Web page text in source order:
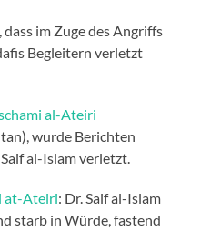
im Zuge des Angriffs
Begleitern verletzt
al-Ateiri
wurde Berichten
al-Islam verletzt.
at-Ateiri: Dr. Saif al-Islam
starb in Würde, fastend